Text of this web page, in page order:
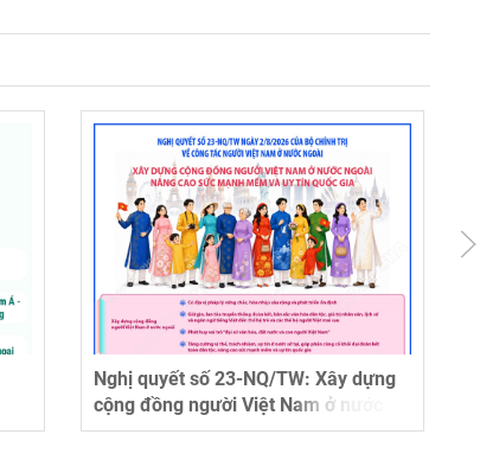
Nghị quyết số 23-NQ/TW: Xây dựng
cộng đồng người Việt Nam ở nước
ngoài, nâng cao sức mạnh mềm và